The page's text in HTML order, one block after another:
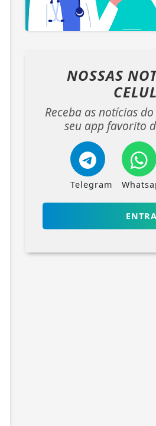
NOSSAS
Receba as notícias
seu app favorito
Telegram